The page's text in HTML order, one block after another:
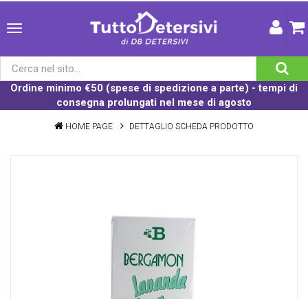
Ordine minimo €50 (spese di spedizione a parte) - tempi di
consegna prolungati nel mese di agosto
HOME PAGE DETTAGLIO SCHEDA PRODOTTO